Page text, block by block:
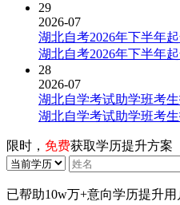
29
2026-07
湖北自考2026年下半年
湖北自考2026年下半年
28
2026-07
湖北自学考试助学班考
湖北自学考试助学班考
限时， 免费获取学历提升方案
已帮助10w万+意向学历提升用